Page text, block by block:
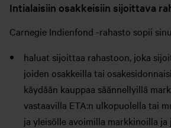
Intialaisiin osakkeisiin sijoittava
Carnegie Indienfond -rahasto sopii
haluat sijoittaa rahastoon, joka
joiden osakkeilla tai
käydään kauppaa säännellyillä
vastaavilla ETA:n ulkopuolella tai
ja yleisölle avoimilla markkinoilla